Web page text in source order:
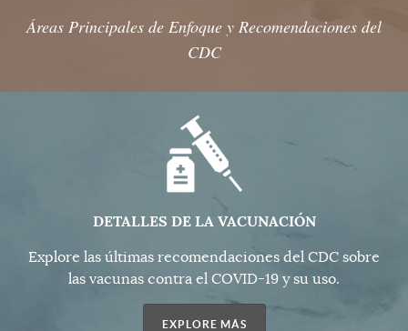
Áreas Principales de Enfoque y Recomendaciones del
CDC
DETALLES DE LA VACUNACIÓN
Explore las últimas recomendaciones del CDC sobre
las vacunas contra el COVID-19 y su uso.
EXPLORE MÁS